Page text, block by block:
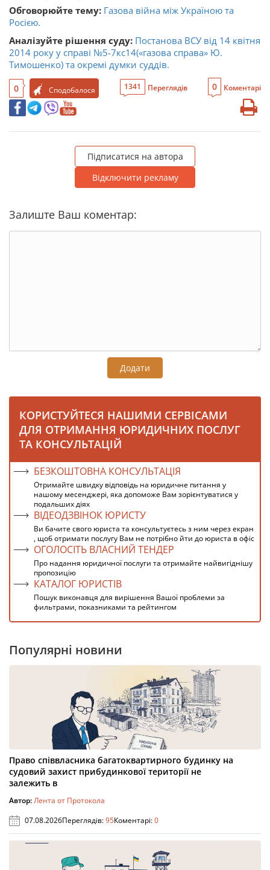
Обговорюйте тему: Газова війна між Україною та
Росією.
Аналізуйте рішення суду: Постанова ВСУ від 14 квітня
2014 року у справі №5-7кс14(«газова справа» Ю.
Тимошенко) та окремі думки суддів.
0 Сподобалося 1341 Переглядів 0 Коментарі
Підписатися на автора
Відключити рекламу
Залиште Ваш коментар:
Додати
КОРИСТУЙТЕСЯ НАШИМИ СЕРВІСАМИ
ДЛЯ ОТРИМАННЯ ЮРИДИЧНИХ ПОСЛУГ
ТА КОНСУЛЬТАЦІЙ
БЕЗКОШТОВНА КОНСУЛЬТАЦІЯ
Отримайте швидку відповідь на юридичне питання у
нашому месенджері, яка допоможе Вам зорієнтуватися у
подальших діях
ВІДЕОДЗВІНОК ЮРИСТУ
Ви бачите свого юриста та консультуєтесь з ним через екран
, щоб отримати послугу Вам не потрібно йти до юриста в офіс
ОГОЛОСІТЬ ВЛАСНИЙ ТЕНДЕР
Про надання юридичної послуги та отримайте найвигіднішу
пропозицію
КАТАЛОГ ЮРИСТІВ
Пошук виконавця для вирішення Вашої проблеми за
фильтрами, показниками та рейтингом
Популярні новини
Право співвласника багатоквартирного будинку на
судовий захист прибудинкової території не
залежить в
Автор:Лента от Протокола
07.08.2026Переглядів:95Коментарі:0